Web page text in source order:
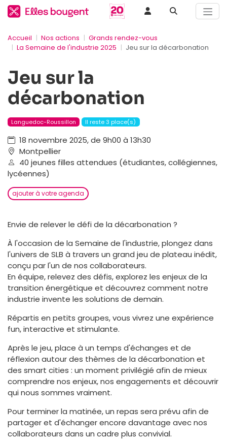
Accueil Nos actions
Grands rendez-vous
La Semaine de l'industrie 2025
Jeu sur la décarbonation
Jeu sur la
décarbonation
Languedoc-Roussillon Il reste 3 place(s)
18 novembre 2025, de 9h00 à 13h30
Montpellier
40 jeunes filles attendues (étudiantes, collégiennes,
lycéennes)
ajouter à votre agenda
Envie de relever le défi de la décarbonation ?
À l'occasion de la Semaine de l'industrie, plongez dans
l'univers de SLB à travers un grand jeu de plateau inédit,
conçu par l'un de nos collaborateurs.
En équipe, relevez des défis, explorez les enjeux de la
transition énergétique et découvrez comment notre
industrie invente les solutions de demain.
Répartis en petits groupes, vous vivrez une expérience
fun, interactive et stimulante.
Après le jeu, place à un temps d'échanges et de
réflexion autour des thèmes de la décarbonation et
des smart cities : un moment privilégié afin de mieux
comprendre nos enjeux, nos engagements et découvrir
qui nous sommes vraiment.
Pour terminer la matinée, un repas sera prévu afin de
partager et d'échanger encore davantage avec nos
collaborateurs dans un cadre plus convivial.